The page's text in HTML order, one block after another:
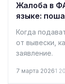
Жалоба в
языке:
Когда
от вывески,
заявление.
7 марта 20261